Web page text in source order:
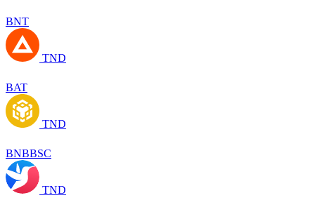
BNT
TND
BAT
TND
BNBBSC
TND